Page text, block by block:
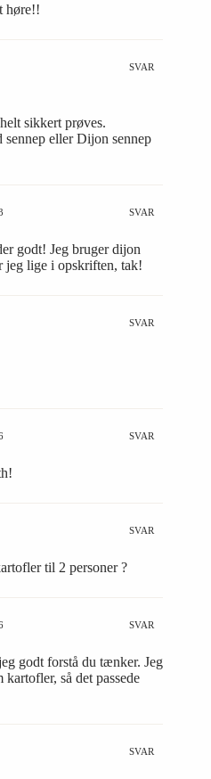
høre!!
SVAR
sikkert prøves.
sennep eller Dijon sennep
SVAR
godt! Jeg bruger dijon
jeg lige i opskriften, tak!
SVAR
SVAR
SVAR
til 2 personer ?
SVAR
godt forstå du tænker. Jeg
så det passede
SVAR